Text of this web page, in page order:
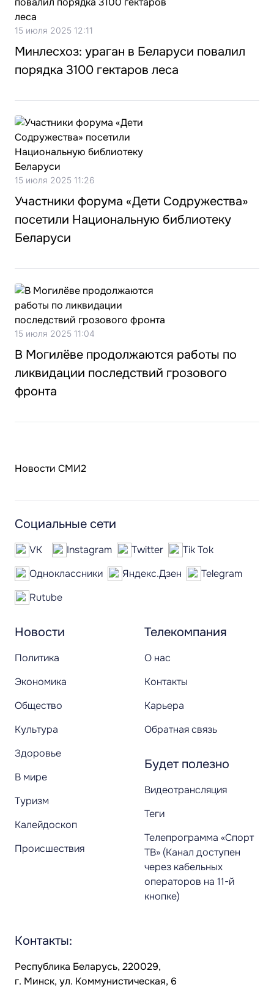
15 июля 2025 12:11
Минлесхоз: ураган в Беларуси повалил
порядка 3100 гектаров леса
15 июля 2025 11:26
Участники форума «Дети Содружества»
посетили Национальную библиотеку
Беларуси
15 июля 2025 11:04
В Могилёве продолжаются работы по
ликвидации последствий грозового
фронта
Новости СМИ2
Новости
Политика
Экономика
Общество
Культура
Здоровье
В мире
Туризм
Калейдоскоп
Происшествия
Телекомпания
О нас
Контакты
Карьера
Обратная связь
Будет полезно
Видеотрансляция
Теги
Телепрограмма «Спорт
ТВ» (Канал доступен
через кабельных
операторов на 11-й
кнопке)
Социальные сети
VK Instagram Twitter
Tik Tok
Одноклассники
Яндекс.Дзен
Telegram
Rutube
Контакты:
Республика Беларусь, 220029,
г. Минск, ул. Коммунистическая, 6